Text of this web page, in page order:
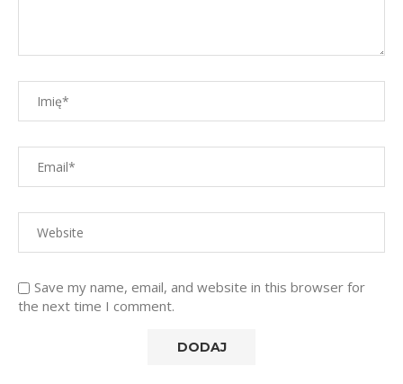
Save my name, email, and website in this browser for
the next time I comment.